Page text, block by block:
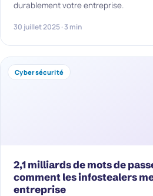
durablement votre entreprise.
30 juillet 2025 · 3 min
Cybersécurité
2,1 milliards de mots de
comment les infostealers
entreprise